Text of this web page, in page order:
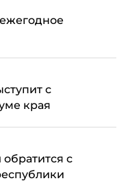
ежегодное
с
края
с